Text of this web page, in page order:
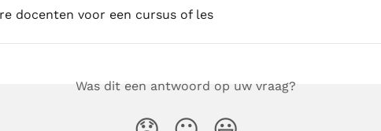
docenten voor een cursus of les
Was dit een antwoord op uw vraag?